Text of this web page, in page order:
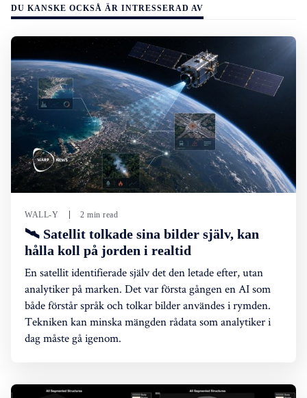
DU KANSKE OCKSÅ ÄR INTRESSERAD AV
WALL-Y 2 min read
🛰️ Satellit tolkade sina bilder själv, kan
hålla koll på jorden i realtid
En satellit identifierade själv det den letade efter, utan
analytiker på marken. Det var första gången en AI som
både förstår språk och tolkar bilder användes i rymden.
Tekniken kan minska mängden rådata som analytiker i
dag måste gå igenom.